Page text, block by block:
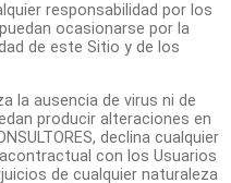
responsabilidad por los
ocasionarse por la
de este Sitio y de los
la ausencia de virus ni de
producir alteraciones en
declina cualquier
con los Usuarios
de cualquier naturaleza